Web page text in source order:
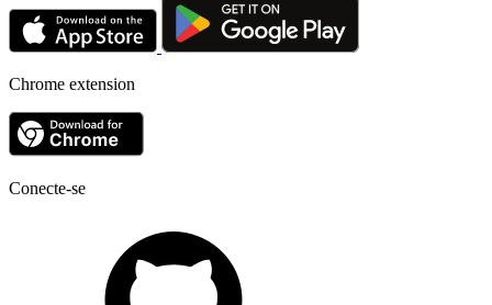
Chrome extension
Conecte-se